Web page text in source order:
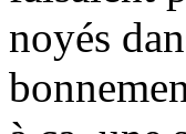
noyés